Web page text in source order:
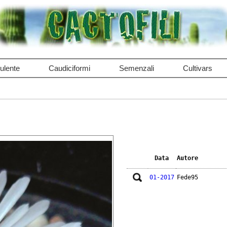
Caudiciformi Semenzali Cultivars
Data Autore
01-2017 Fede95